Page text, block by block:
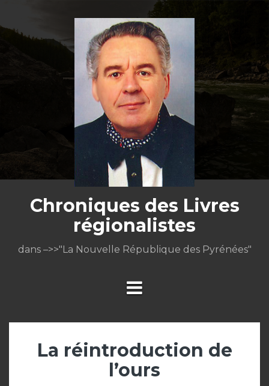
contenu
Chroniques des Livres
régionalistes
dans –>>"La Nouvelle République des Pyrénées"
La réintroduction de
l’ours